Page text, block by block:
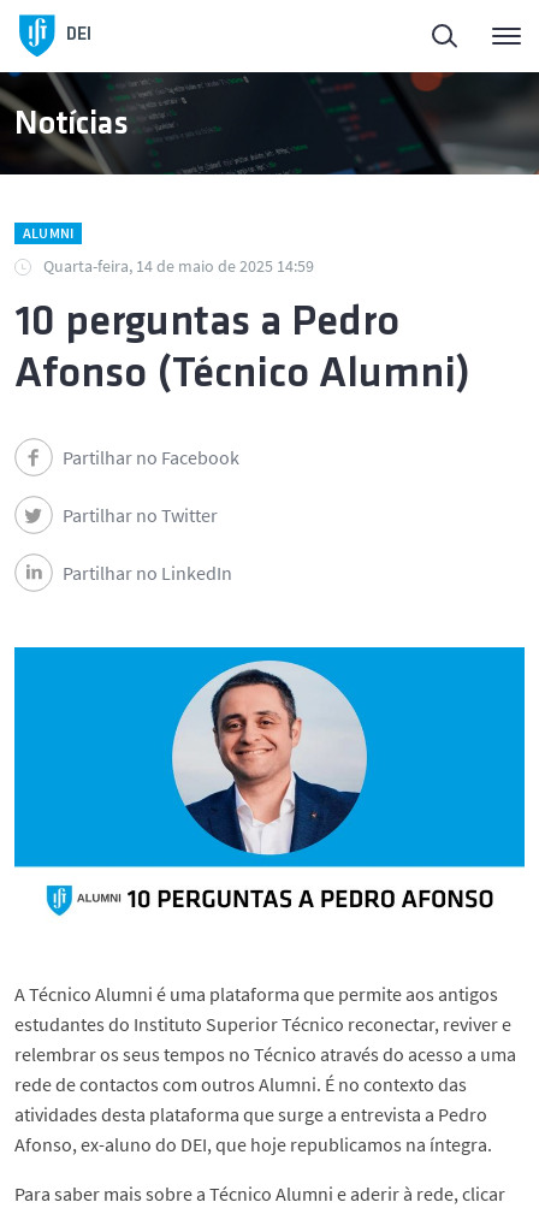
DEI
Notícias
ALUMNI
Quarta-feira, 14 de maio de 2025 14:59
10 perguntas a Pedro
Afonso (Técnico Alumni)
Partilhar no Facebook
Partilhar no Twitter
Partilhar no LinkedIn
A Técnico Alumni é uma plataforma que permite aos antigos
estudantes do Instituto Superior Técnico reconectar, reviver e
relembrar os seus tempos no Técnico através do acesso a uma
rede de contactos com outros Alumni. É no contexto das
atividades desta plataforma que surge a entrevista a Pedro
Afonso, ex-aluno do DEI, que hoje republicamos na íntegra.
Para saber mais sobre a Técnico Alumni e aderir à rede, clicar